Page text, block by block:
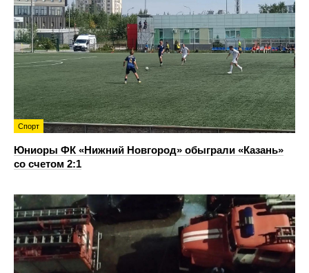
Спорт
Юниоры ФК «Нижний Новгород» обыграли «Казань»
со счетом 2:1